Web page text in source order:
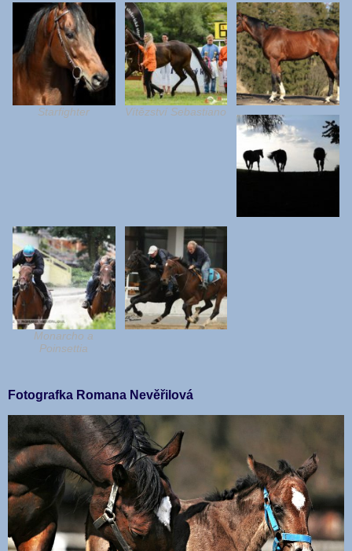
Starfighter Vítězství Sebastiano
Monarcho a
Poinsettia
Fotografka Romana Nevěřilová